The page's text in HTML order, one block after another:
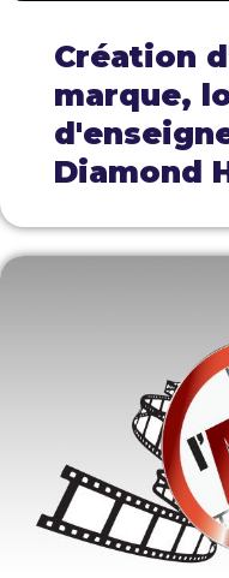
Création
marque,
Diamond